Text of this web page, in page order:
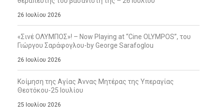
26 Ιουλίου 2026
«Σινέ ΟΛΥΜΠΟΣ»! – Now Playing at “Cine OLYMPOS”, του
Γιώργου Σαράφογλου-by George Sarafoglou
26 Ιουλίου 2026
Κοίμηση της Αγίας Άννας Μητέρας της Υπεραγίας
Θεοτόκου-25 Ιουλίου
25 Ιουλίου 2026